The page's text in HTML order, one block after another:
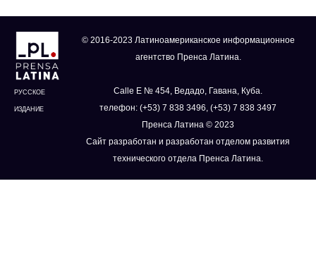
РУССКОЕ
ИЗДАНИЕ
© 2016-2023 Латиноамериканское информационное
агентство Пренса Латина.
Calle E № 454, Ведадо, Гавана, Куба.
телефон: (+53) 7 838 3496, (+53) 7 838 3497
Пренса Латина © 2023
Сайт разработан и разработан отделом развития
технического отдела Пренса Латина.